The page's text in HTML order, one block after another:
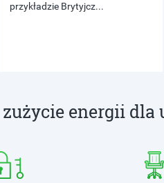
przykładzie Brytyjcz...
energii dla